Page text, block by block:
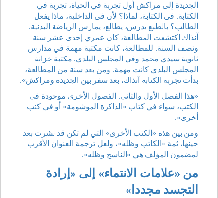
الجديدة إلى مراكش أول تجربة في الحياة، تجربة في
الكتابة. في الكتابة، لماذا؟ لأن في الداخلية، ماذا يفعل
الطالب؟ بالطبع يدرس، يطالع، يمارس الرياضة البدنية.
آنذاك اكتشفت المطالعة، كان عمري إحدى عشر سنة
ونصف السنة. للمطالعة، كانت مكتبة مهمة في مدارس
ثانوية سيدي محمد وفي المجلس البلدي. مكتبة خزانة
المجلس البلدي كانت مهمة. ومن بعد سنة من المطالعة،
بدأت تجربة الكتابة آنذاك، بعد سفر بين الجديدة ومراكش».
«هذا الفصل الأول والثاني. الفصول الأخرى موجودة في
الكتب، سواء في كتاب «الذاكرة الموشومة» أو في كتب
أخرى».
ومن بين هذه «الكتب الأخرى» التي لم تكن قد نشرت بعد
حينها، ثمة «الكاتب وظله»، ولعل ترجمة العنوان الأقرب
لمضمون المؤلف هي «الناسخ وظله».
من «علامات الانتماء» إلى «إرادة
التجسد مجددا»